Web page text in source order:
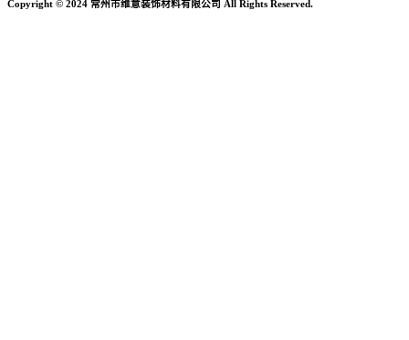
Copyright © 2024 常州市维意装饰材料有限公司 All Rights Reserved.